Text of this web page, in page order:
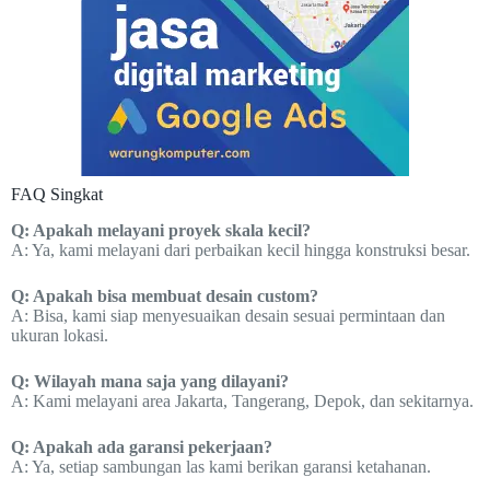
FAQ Singkat
Q: Apakah melayani proyek skala kecil?
A: Ya, kami melayani dari perbaikan kecil hingga konstruksi besar.
Q: Apakah bisa membuat desain custom?
A: Bisa, kami siap menyesuaikan desain sesuai permintaan dan
ukuran lokasi.
Q: Wilayah mana saja yang dilayani?
A: Kami melayani area Jakarta, Tangerang, Depok, dan sekitarnya.
Q: Apakah ada garansi pekerjaan?
A: Ya, setiap sambungan las kami berikan garansi ketahanan.